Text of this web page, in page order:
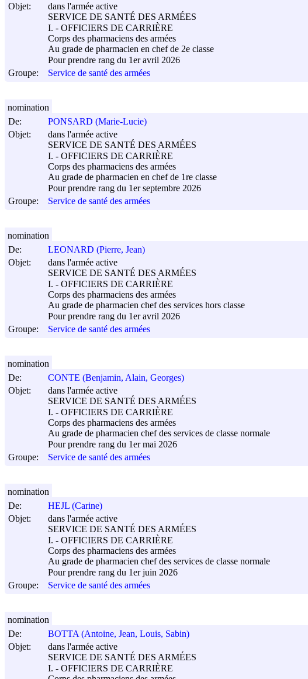
Objet:
dans l'armée active
SERVICE DE SANTÉ DES ARMÉES
I. - OFFICIERS DE CARRIÈRE
Corps des pharmaciens des armées
Au grade de pharmacien en chef de 2e classe
Pour prendre rang du 1er avril 2026
Groupe:
Service de santé des armées
De:
PONSARD (Marie-Lucie)
Objet:
dans l'armée active
SERVICE DE SANTÉ DES ARMÉES
I. - OFFICIERS DE CARRIÈRE
Corps des pharmaciens des armées
Au grade de pharmacien en chef de 1re classe
Pour prendre rang du 1er septembre 2026
Groupe:
Service de santé des armées
nomination
De:
LEONARD (Pierre, Jean)
Objet:
dans l'armée active
SERVICE DE SANTÉ DES ARMÉES
I. - OFFICIERS DE CARRIÈRE
Corps des pharmaciens des armées
Au grade de pharmacien chef des services hors classe
Pour prendre rang du 1er avril 2026
Groupe:
Service de santé des armées
nomination
De:
CONTE (Benjamin, Alain, Georges)
Objet:
dans l'armée active
SERVICE DE SANTÉ DES ARMÉES
I. - OFFICIERS DE CARRIÈRE
Corps des pharmaciens des armées
Au grade de pharmacien chef des services de classe normale
Pour prendre rang du 1er mai 2026
Groupe:
Service de santé des armées
nomination
De:
HEJL (Carine)
Objet:
dans l'armée active
SERVICE DE SANTÉ DES ARMÉES
I. - OFFICIERS DE CARRIÈRE
Corps des pharmaciens des armées
Au grade de pharmacien chef des services de classe normale
Pour prendre rang du 1er juin 2026
Groupe:
Service de santé des armées
nomination
De:
BOTTA (Antoine, Jean, Louis, Sabin)
Objet:
dans l'armée active
SERVICE DE SANTÉ DES ARMÉES
I. - OFFICIERS DE CARRIÈRE
nomination